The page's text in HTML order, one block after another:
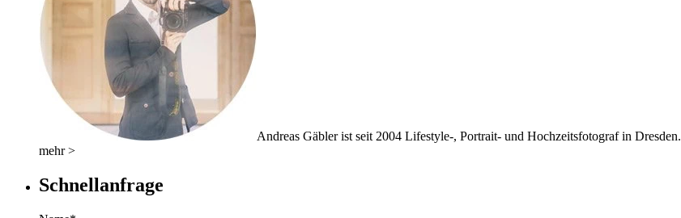
Andreas Gäbler ist seit 2004 Lifestyle-, Portrait- und Hochzeitsfotograf in Dresden.
mehr >
Schnellanfrage